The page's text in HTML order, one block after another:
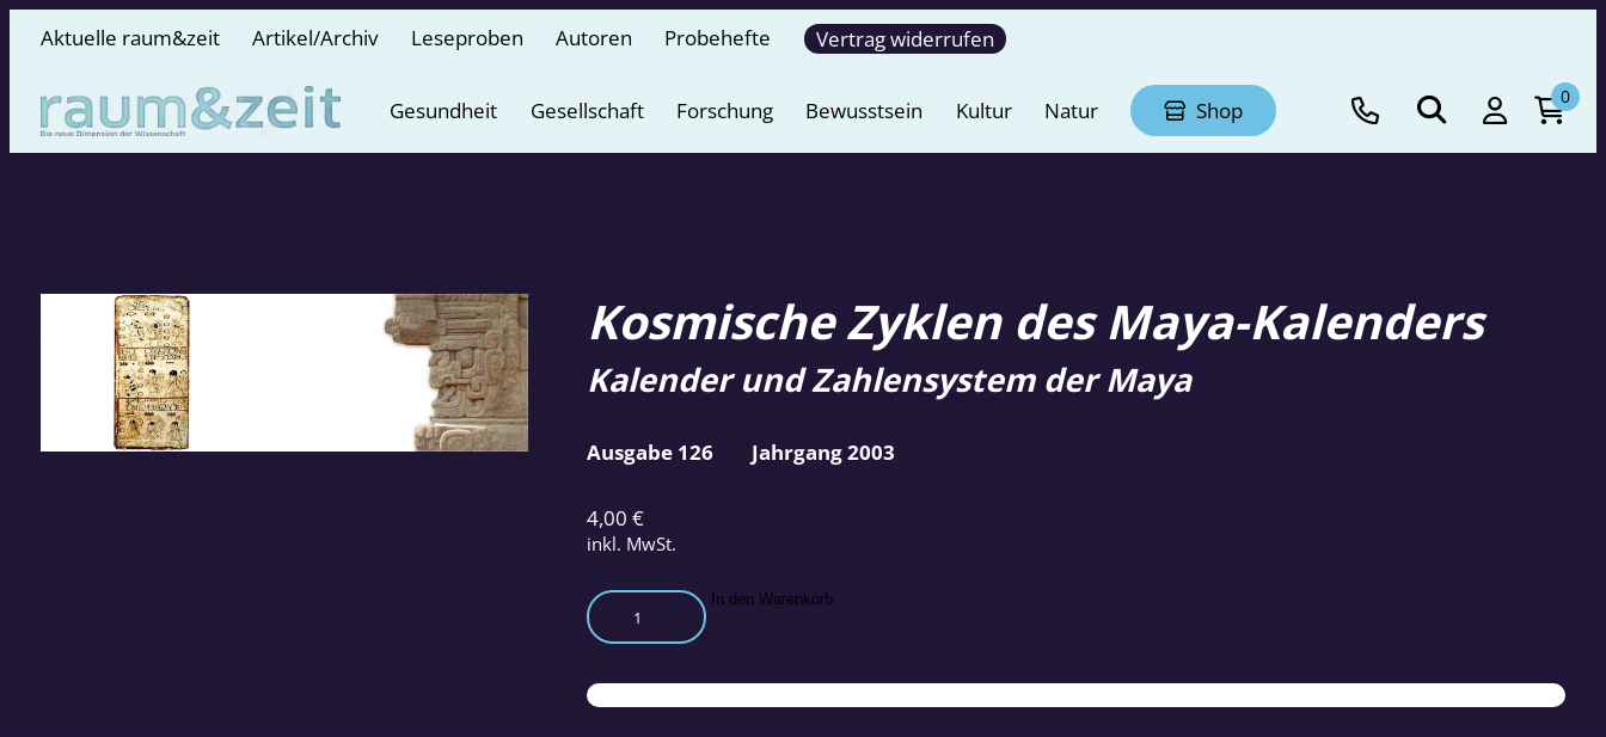
Aktuelle raum&zeit Artikel/Archiv Leseproben Autoren Probehefte Vertrag widerrufen
Gesundheit Gesellschaft Forschung Bewusstsein Kultur Natur Shop
0
Kosmische Zyklen des Maya-Kalenders
4,00 €
inkl. MwSt.
Kalender und Zahlensystem der Maya
Kosmische
Zyklen
Maya-
Kalenders
In den Warenkorb
Ausgabe 126 Jahrgang 2003